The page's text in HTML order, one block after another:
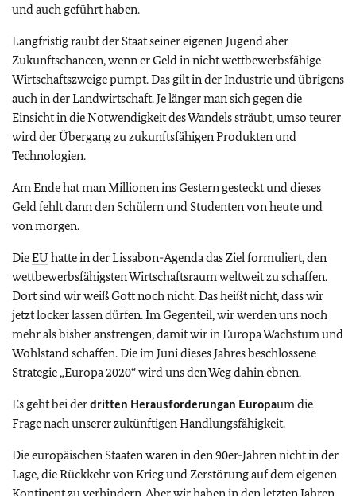
und auch geführt haben.
Langfristig raubt der Staat seiner eigenen Jugend aber
Zukunftschancen, wenn er Geld in nicht wettbewerbsfähige
Wirtschaftszweige pumpt. Das gilt in der Industrie und übrigens
auch in der Landwirtschaft. Je länger man sich gegen die
Einsicht in die Notwendigkeit des Wandels sträubt, umso teurer
wird der Übergang zu zukunftsfähigen Produkten und
Technologien.
Am Ende hat man Millionen ins Gestern gesteckt und dieses
Geld fehlt dann den Schülern und Studenten von heute und
von morgen.
DieEU hatte in der Lissabon-Agenda das Ziel formuliert, den
wettbewerbsfähigsten Wirtschaftsraum weltweit zu schaffen.
Dort sind wir weiß Gott noch nicht. Das heißt nicht, dass wir
jetzt locker lassen dürfen.Im Gegenteil, wir werden uns noch
mehr als bisher anstrengen, damit wir in EuropaWachstumund
Wohlstandschaffen. Die im Juni dieses Jahres beschlossene
Strategie „Europa 2020“ wird uns den Weg dahin ebnen.
Es geht bei derdritten Herausforderungan Europaum die
Frage nach unserer zukünftigen Handlungsfähigkeit.
Die europäischen Staaten waren in den 90er-Jahren nicht in der
Lage, die Rückkehr von Krieg und Zerstörung auf dem eigenen